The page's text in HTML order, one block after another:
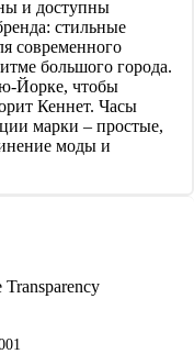
и доступны
стильные
современного
большого города.
Йорке, чтобы
Кеннет. Часы
марки – простые,
моды и